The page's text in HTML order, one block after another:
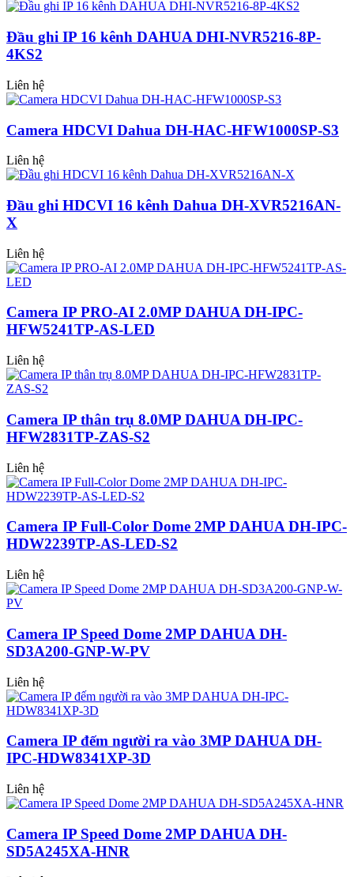
Đầu ghi IP 16 kênh DAHUA DHI-NVR5216-8P-
4KS2
Liên hệ
Camera HDCVI Dahua DH-HAC-HFW1000SP-S3
Liên hệ
Đầu ghi HDCVI 16 kênh Dahua DH-XVR5216AN-
X
Liên hệ
Camera IP PRO-AI 2.0MP DAHUA DH-IPC-
HFW5241TP-AS-LED
Liên hệ
Camera IP thân trụ 8.0MP DAHUA DH-IPC-
HFW2831TP-ZAS-S2
Liên hệ
Camera IP Full-Color Dome 2MP DAHUA DH-IPC-
HDW2239TP-AS-LED-S2
Liên hệ
Camera IP Speed Dome 2MP DAHUA DH-
SD3A200-GNP-W-PV
Liên hệ
Camera IP đếm người ra vào 3MP DAHUA DH-
IPC-HDW8341XP-3D
Liên hệ
Camera IP Speed Dome 2MP DAHUA DH-
SD5A245XA-HNR